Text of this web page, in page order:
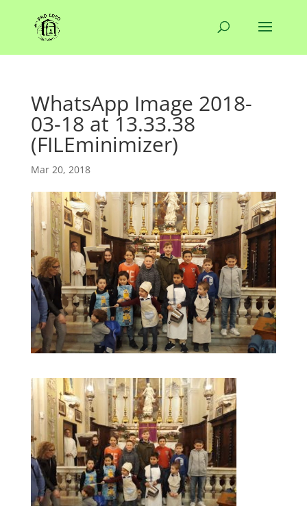
WhatsApp Image 2018-
03-18 at 13.33.38
(FILEminimizer)
Mar 20, 2018